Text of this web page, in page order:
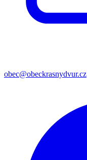
obec@obeckrasnydvur.cz